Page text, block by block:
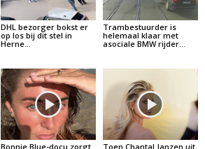
DHL bezorger bokst er
op los bij dit stel in
Herne…
Trambestuurder is
helemaal klaar met
asociale BMW rijder…
Bonnie Blue-docu zorgt
Toen Chantal Janzen uit